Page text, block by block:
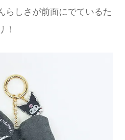
らしさが前面にでているた
！